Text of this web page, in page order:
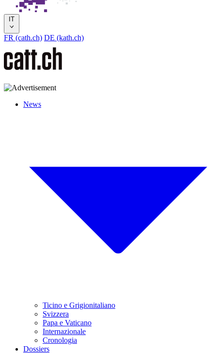
IT
FR (cath.ch) DE (kath.ch)
News
Ticino e Grigionitaliano
Svizzera
Papa e Vaticano
Internazionale
Cronologia
Dossiers